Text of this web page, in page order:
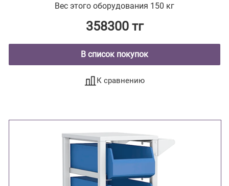
Вес этого оборудования 150 кг
358300 тг
В список покупок
К сравнению